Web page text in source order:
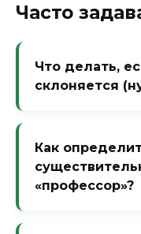
Часто
Что делать,
склоняется
постоянный
род
Как
«профессор»?